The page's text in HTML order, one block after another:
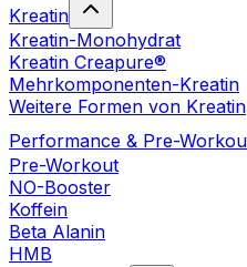
Kreatin
Kreatin-Monohydrat
Kreatin Creapure®
Mehrkomponenten-Kreatin
Weitere Formen von Kreatin
Performance & Pre-
Pre-Workout
NO-Booster
Koffein
Beta Alanin
HMB